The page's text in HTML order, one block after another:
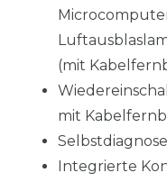
(mit
mit
Integrierte